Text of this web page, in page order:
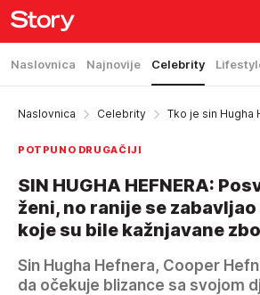
Naslovnica Najnovije Celebrity
Naslovnica Celebrity Tko je sin Hugha
POTPUNO DRUGAČIJI
SIN HUGHA HEFNERA:
ženi, no ranije se
koje su bile kažnjavane
Sin Hugha Hefnera, Cooper
da očekuje blizance sa svojom